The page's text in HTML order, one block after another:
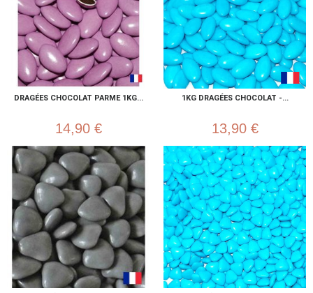
DRAGÉES CHOCOLAT PARME 1KG...
14,90 €
1KG DRAGÉES CHOCOLAT -...
13,90 €